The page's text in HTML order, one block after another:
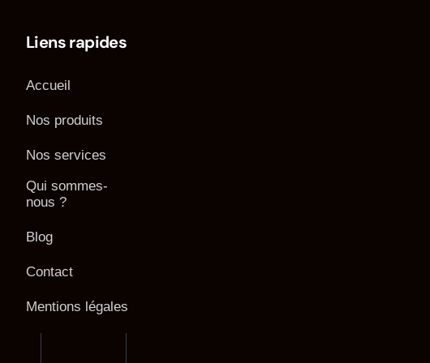
Liens rapides
Accueil
Nos produits
Nos services
Qui sommes-
nous ?
Blog
Contact
Mentions légales